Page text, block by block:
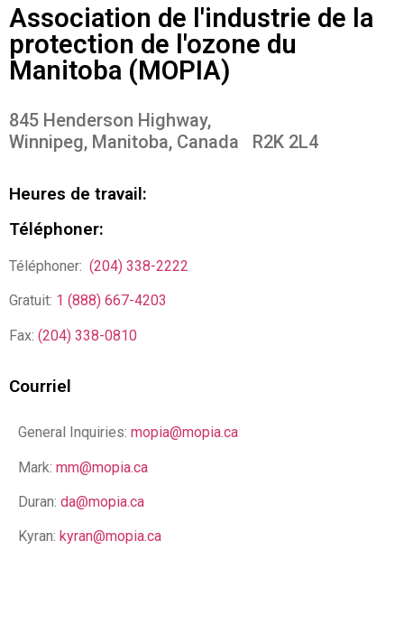
Association de l'industrie de la
protection de l'ozone du
Manitoba (MOPIA)
845 Henderson Highway,
Winnipeg, Manitoba, Canada R2K 2L4
Heures de travail:
Téléphoner:
Téléphoner: (204) 338-2222
Gratuit: 1 (888) 667-4203
Fax: (204) 338-0810
Courriel
General Inquiries: mopia@mopia.ca
Mark: mm@mopia.ca
Duran: da@mopia.ca
Kyran: kyran@mopia.ca